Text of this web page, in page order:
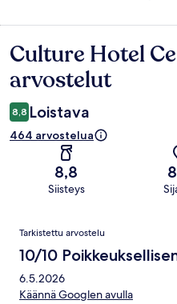
Arvostelut
Culture Hotel
arvostelut
8,8 Loistava
464 arvostelua
8,8
Siisteys
Arvostelut
Tarkistettu arvostelu
10/10
6.5.2026
Käännä Googlen avulla